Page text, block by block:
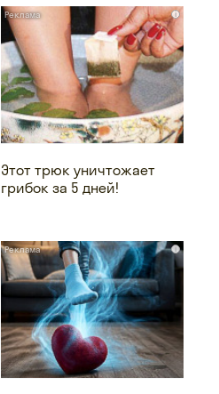
i
Этот трюк уничтожает
грибок за 5 дней!
i